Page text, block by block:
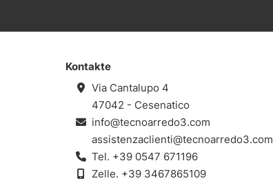
Kontakte
Via Cantalupo 4
47042 - Cesenatico
info@tecnoarredo3.com
assistenzaclienti@tecnoarredo3.com
Tel. +39 0547 671196
Zelle. +39 3467865109